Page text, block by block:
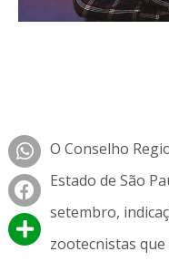
O Conselho
Estado de São
setembro,
zootecnistas